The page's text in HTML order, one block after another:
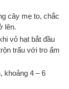
cây mẹ to, chắc
lên.
vỏ hạt bắt đầu
trấu với tro ẩm
khoảng 4 – 6